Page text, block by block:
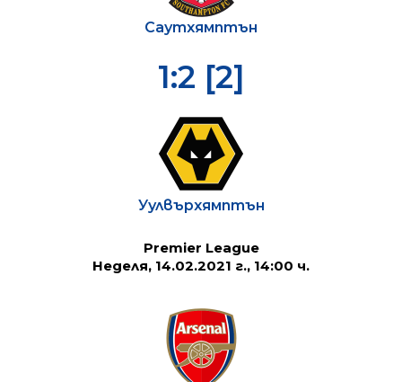
Саутхямптън
1:2 [2]
Уулвърхямптън
Premier League
Неделя, 14.02.2021 г., 14:00 ч.